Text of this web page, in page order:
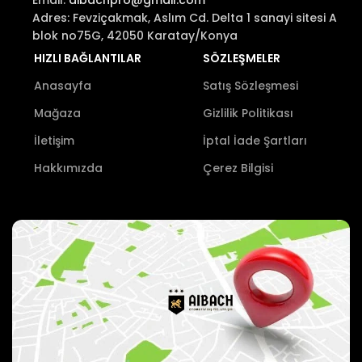
Adres: Fevziçakmak, Aslım Cd. Delta 1 sanayi sitesi A
blok no75G, 42050 Karatay/Konya
HIZLI BAĞLANTILAR
Anasayfa
Mağaza
İletişim
Hakkımızda
SÖZLEŞMELER
Satış Sözleşmesi
Gizlilik Politikası
İptal İade Şartları
Çerez Bilgisi